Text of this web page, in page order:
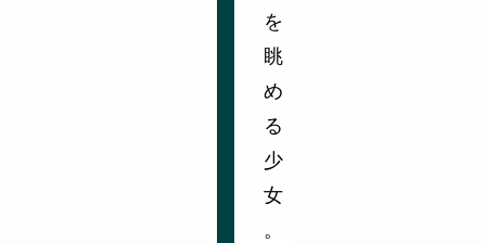
を
眺
め
る
少
女
。